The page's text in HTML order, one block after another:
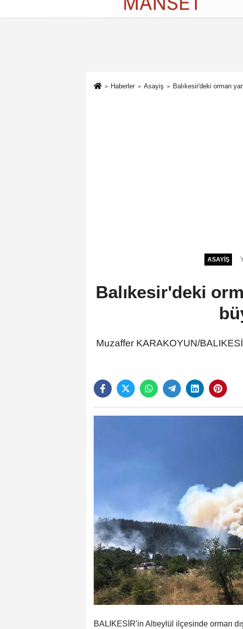
İletişim Çerez Politikası
Haberler Asayiş Balıkesir'deki orman
ASAYIŞ
Balıkesir'deki
Muzaffer KARAKOYUN/
BALIKESİR'in Altıeylül ilçesinde orman